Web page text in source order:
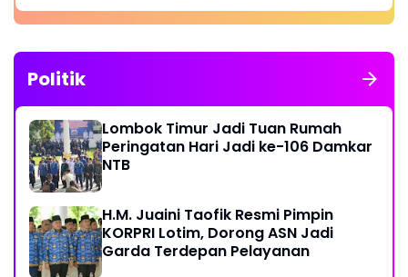
Politik
Lombok Timur Jadi Tuan Rumah
Peringatan Hari Jadi ke-106 Damkar
NTB
H.M. Juaini Taofik Resmi Pimpin
KORPRI Lotim, Dorong ASN Jadi
Garda Terdepan Pelayanan